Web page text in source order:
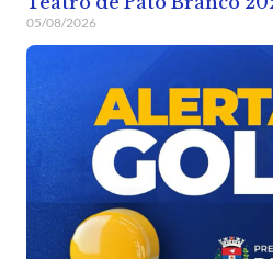
05/08/2026